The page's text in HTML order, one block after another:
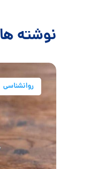
نوشته
روانشناسی